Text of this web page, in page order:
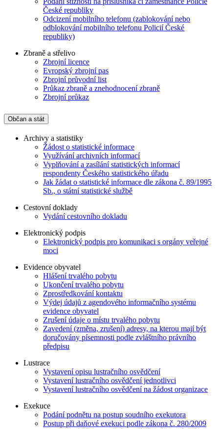
České republiky
Odcizení mobilního telefonu (zablokování nebo
odblokování mobilního telefonu Policií České
republiky)
Zbraně a střelivo
Zbrojní licence
Evropský zbrojní pas
Zbrojní průvodní list
Průkaz zbraně a znehodnocení zbraně
Zbrojní průkaz
Občan a stát
Archivy a statistiky
Žádost o statistické informace
Využívání archivních informací
Vyplňování a zasílání statistických informací
respondenty Českého statistického úřadu
Jak žádat o statistické informace dle zákona č. 89/1995
Sb., o státní statistické službě
Cestovní doklady
Vydání cestovního dokladu
Elektronický podpis
Elektronický podpis pro komunikaci s orgány veřejné
moci
Evidence obyvatel
Hlášení trvalého pobytu
Ukončení trvalého pobytu
Zprostředkování kontaktu
Výdej údajů z agendového informačního systému
evidence obyvatel
Zrušení údaje o místu trvalého pobytu
Zavedení (změna, zrušení) adresy, na kterou mají být
doručovány písemnosti podle zvláštního právního
předpisu
Lustrace
Vystavení opisu lustračního osvědčení
Vystavení lustračního osvědčení jednotlivci
Vystavení lustračního osvědčení na žádost organizace
Exekuce
Podání podnětu na postup soudního exekutora
Postup při daňové exekuci podle zákona č. 280/2009